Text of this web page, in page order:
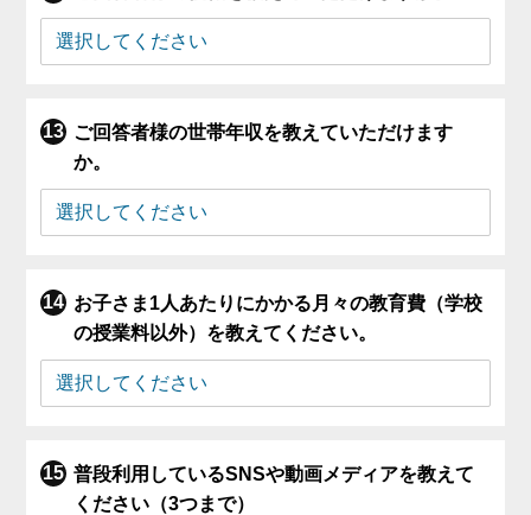
ご回答者様の世帯年収を教えていただけます
か。
お子さま1人あたりにかかる月々の教育費（学校
の授業料以外）を教えてください。
普段利用しているSNSや動画メディアを教えて
ください（3つまで）